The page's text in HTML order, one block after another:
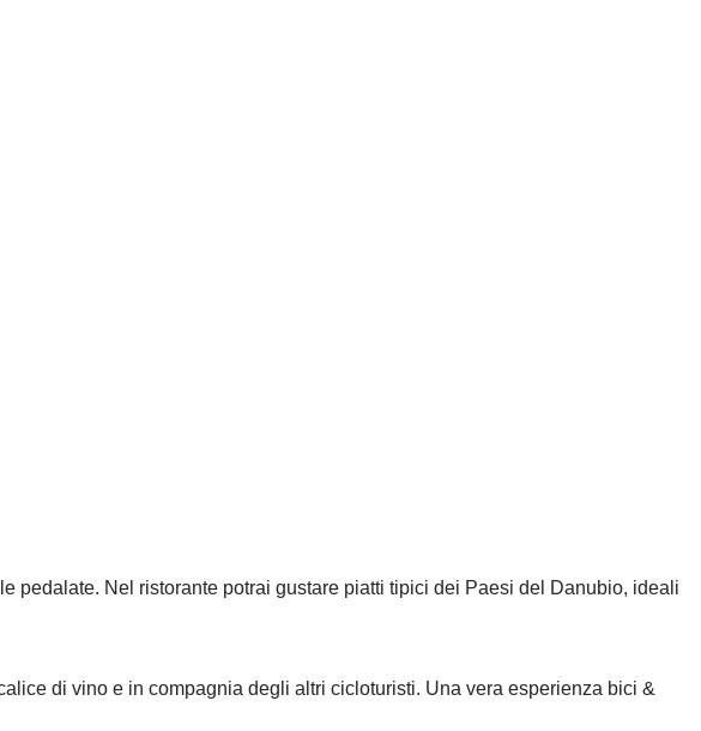
pedalate. Nel ristorante potrai gustare piatti tipici dei Paesi del Danubio, ideali
di vino e in compagnia degli altri cicloturisti. Una vera esperienza bici &